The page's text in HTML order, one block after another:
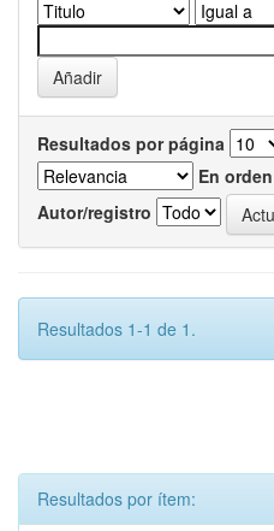
Resultados por página
En orden
Autor/registro
Resultados 1-1 de 1.
Resultados por ítem: